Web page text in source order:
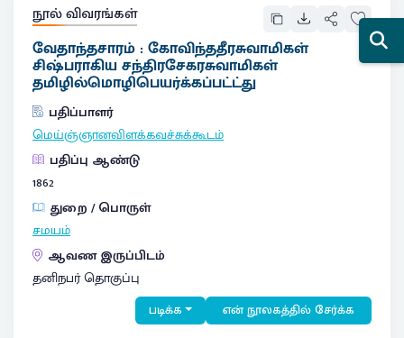
நூல் விவரங்கள்
வேதாந்தசாரம் : கோவிந்ததீரசுவாமிகள்
சிஷ்பராகிய சந்திரசேகரசுவாமிகள்
தமிழில்மொழிபெயர்க்கப்பட்ட்து
பதிப்பாளர்
மெய்ஞ்ஞானவிளக்கவச்சுக்கூடம்
பதிப்பு ஆண்டு
1862
துறை / பொருள்
சமயம்
ஆவண இருப்பிடம்
தனிநபர் தொகுப்பு
படிக்க என் நூலகத்தில் சேர்க்க